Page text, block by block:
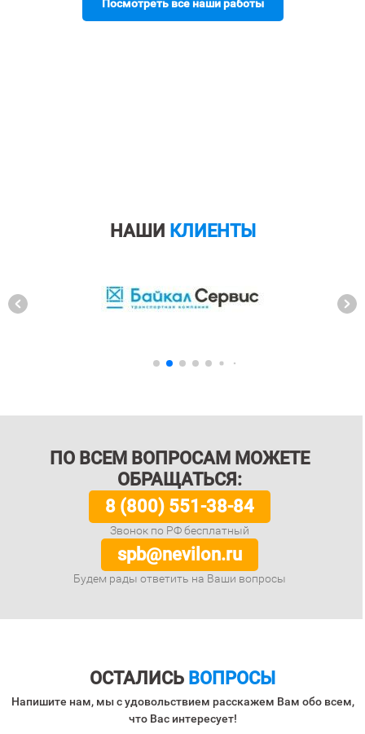
Посмотреть все наши работы
НАШИ КЛИЕНТЫ
ПО ВСЕМ ВОПРОСАМ МОЖЕТЕ
ОБРАЩАТЬСЯ:
8 (800) 551-38-84
Звонок по РФ бесплатный
spb@nevilon.ru
Будем рады ответить на Ваши вопросы
ОСТАЛИСЬ ВОПРОСЫ
Напишите нам, мы с удовольствием расскажем Вам обо всем,
что Вас интересует!